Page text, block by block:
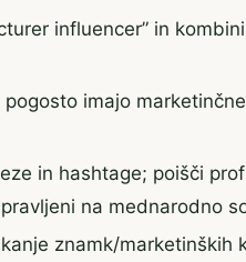
influencer” in
imajo
in hashtage; poišči
na mednarodno
znamk/marketinških